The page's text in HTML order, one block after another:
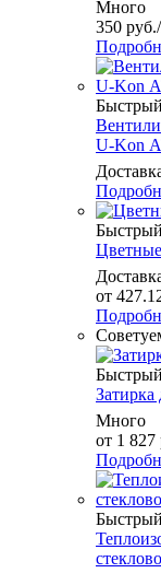
Много
350 руб.
U-Kon
от
Много
от 1 827